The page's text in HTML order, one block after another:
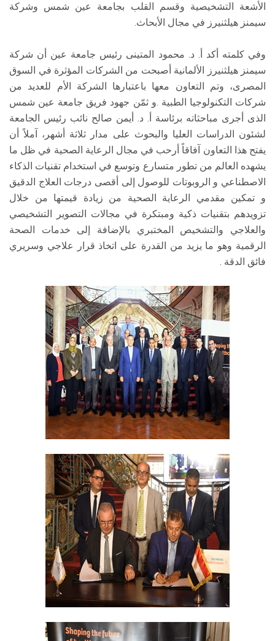
الأشعة التشخيصية وقسم القلب بجامعة عين شمس وشركة
سيمنز هيلثنيرز في مجال الأبحاث.
وفي كلمته أكد أ. د. محمود المتينى رئيس جامعة عين أن شركة
سيمنز هيلثنيرز الألمانية أصبحت من الشركات المؤثرة في السوق
المصرى، وتم التعاون معها باعتبارها الشركة الأم للعديد من
شركات التكنولوجيا الطبية .و ثمّن جهود فريق جامعة عين شمس
الذى أجرى مباحثاته برئاسة أ. د. أيمن صالح نائب رئيس الجامعة
لشئون الدراسات العليا والبحوث على مدار ثلاثة أشهر، آملاً أن
يفتح هذا التعاون آفاقاً أرحب في مجال الرعاية الصحية في ظل ما
يشهده العالم من تطور متسارع وتوسع في استخدام تقنيات الذكاء
الاصطناعي و الروبوتات للوصول إلى أقصى درجات العلاج الدقيق
و تمكين مقدمي الرعاية الصحية من زيادة قيمتها من خلال
تزويدهم بتقنيات ذكية ومبتكرة في مجالات التصوير التشخيصي
والعلاجي والتشخيص المختبري بالإضافة إلى خدمات الصحة
الرقمية وهو ما يزيد من القدرة على اتخاذ قرار علاجي وسريري
فائق الدقة .